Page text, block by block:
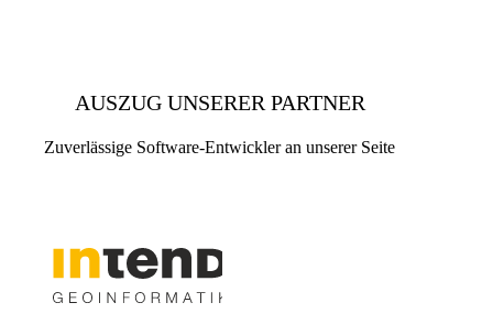
AUSZUG UNSERER PARTNER
Zuverlässige Software-Entwickler an unserer Seite